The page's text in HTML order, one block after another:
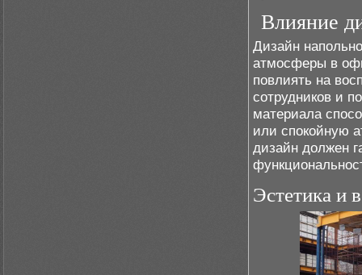
Влияние
Дизайн
атмосферы в
повлиять на
сотрудников и
материала
или спокойную
дизайн должен
Эстетика и